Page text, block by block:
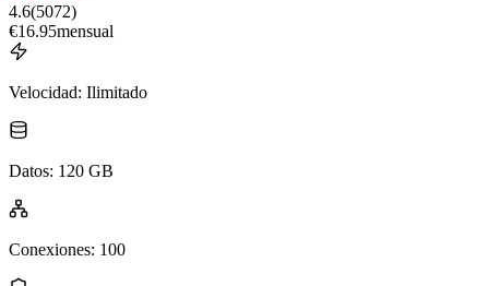
4.6(5072)
€16.95mensual
Velocidad: Ilimitado
Datos: 120 GB
Conexiones: 100